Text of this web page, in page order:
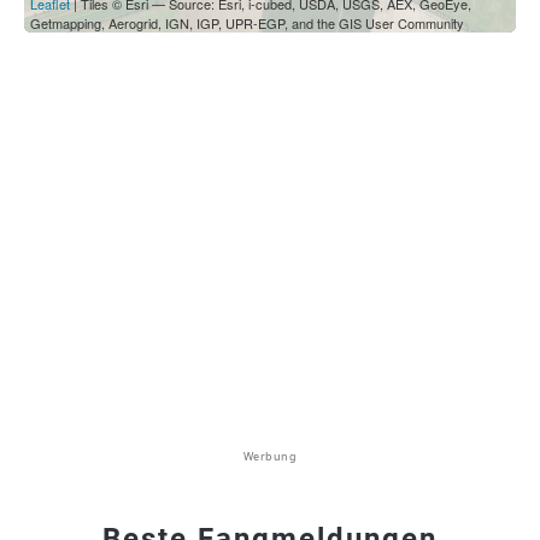
Getmapping, Aerogrid, IGN, IGP, UPR-EGP, and the GIS User Community
Werbung